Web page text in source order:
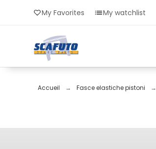
My Favorites My watchlist
Accueil Fasce elastiche pistoni